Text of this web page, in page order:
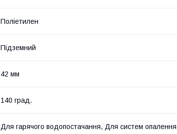
Поліетилен
Підземний
42 мм
140 град.
Для гарячого водопостачання, Для систем опалення